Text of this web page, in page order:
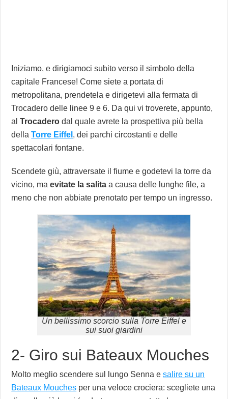
Iniziamo, e dirigiamoci subito verso il simbolo della
capitale Francese! Come siete a portata di
metropolitana, prendetela e dirigetevi alla fermata di
Trocadero delle linee 9 e 6. Da qui vi troverete, appunto,
alTrocadero dal quale avrete la prospettiva più bella
dellaTorre Eiffel , dei parchi circostanti e delle
spettacolari fontane.
Scendete giù, attraversate il fiume e godetevi la torre da
vicino, maevitate la salita a causa delle lunghe file, a
meno che non abbiate prenotato per tempo un ingresso.
Un bellissimo scorcio sulla Torre Eiffel e
sui suoi giardini
2- Giro sui Bateaux Mouches
Molto meglio scendere sul lungo Senna esalire su un
Bateaux Mouches per una veloce crociera: scegliete una